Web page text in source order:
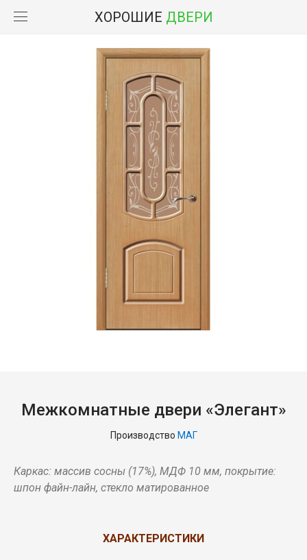
ХОРОШИЕ ДВЕРИ
Межкомнатные двери «Элегант»
Производство МАГ
Каркас: массив сосны (17%), МДФ 10 мм, покрытие:
шпон файн-лайн, стекло матированное
ХАРАКТЕРИСТИКИ